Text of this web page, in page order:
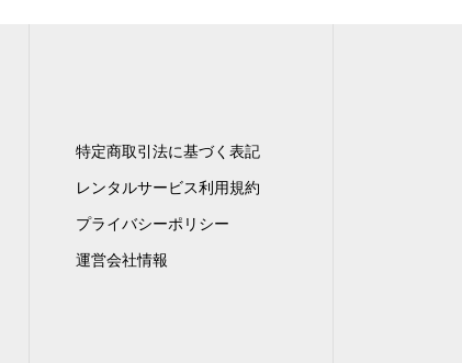
特定商取引法に基づく表記
レンタルサービス利用規約
プライバシーポリシー
運営会社情報